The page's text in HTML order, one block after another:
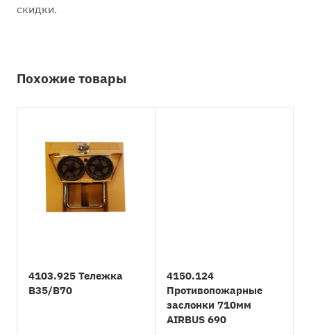
скидки.
Похожие товары
4103.925 Тележка
B35/B70
4150.124
Противопожарные
заслонки 710мм
AIRBUS 690